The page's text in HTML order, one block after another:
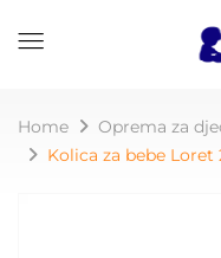
Home Oprema za
Kolica za bebe Loret